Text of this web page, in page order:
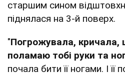
старшим сином
піднялася на 3-й поверх.
"Погрожувала, кричала,
поламаю тобі руки та
почала бити її ногами. І її